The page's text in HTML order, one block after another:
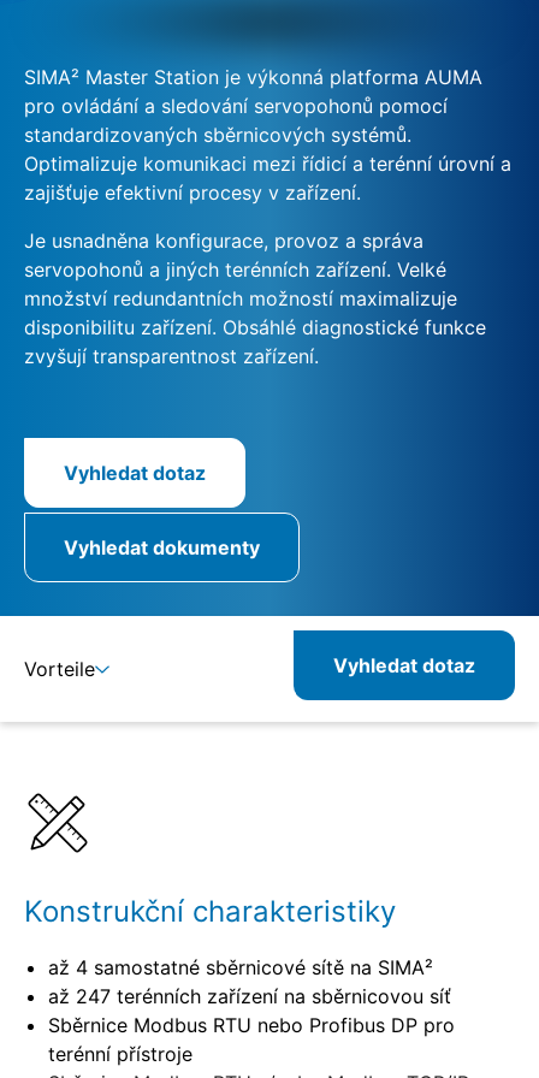
SIMA² Master Station je výkonná platforma AUMA
pro ovládání a sledování servopohonů pomocí
standardizovaných sběrnicových systémů.
Optimalizuje komunikaci mezi řídicí a terénní úrovní a
zajišťuje efektivní procesy v zařízení.
Je usnadněna konfigurace, provoz a správa
servopohonů a jiných terénních zařízení. Velké
množství redundantních možností maximalizuje
disponibilitu zařízení. Obsáhlé diagnostické funkce
zvyšují transparentnost zařízení.
Vyhledat dotaz
Vyhledat dokumenty
Vorteile Vyhledat dotaz
Konstrukční charakteristiky
až 4 samostatné sběrnicové sítě na SIMA²
až 247 terénních zařízení na sběrnicovou síť
Sběrnice Modbus RTU nebo Profibus DP pro
terénní přístroje